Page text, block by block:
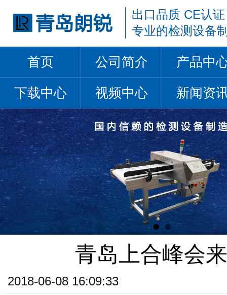
出口品质 CE认证
专业的检测设备
首页 公司简介 产品中
下载中心 视频中心 新闻资
青岛上合峰会
2018-06-08 16:09:33